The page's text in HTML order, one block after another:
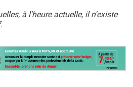
à l'heure actuelle, il n'existe